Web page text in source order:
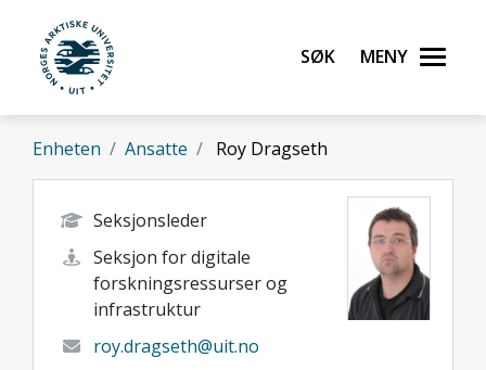
Gå til hovedinnhold
UiT Norges arktiske universitet
Søk Meny
Enheten Ansatte Roy Dragseth
Seksjonsleder
Seksjon for digitale
forskningsressurser og
infrastruktur
roy.dragseth@uit.no